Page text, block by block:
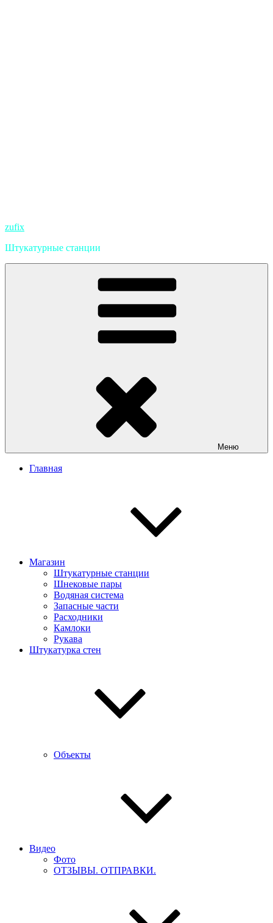
zufix
Штукатурные станции
Меню
Главная
Магазин
Штукатурные станции
Шнековые пары
Водяная система
Запасные части
Расходники
Камлоки
Рукава
Штукатурка стен
Объекты
Видео
Фото
ОТЗЫВЫ. ОТПРАВКИ.